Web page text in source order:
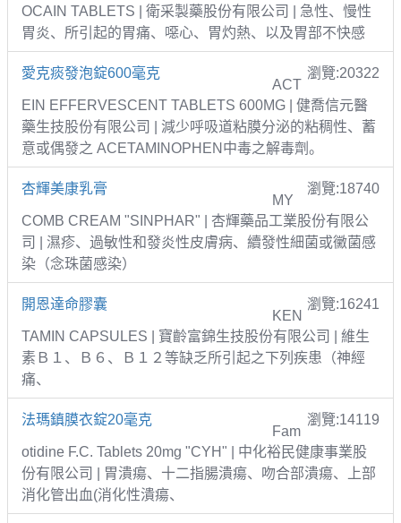
OCAIN TABLETS | 衛采製藥股份有限公司 | 急性、慢性
胃炎、所引起的胃痛、噁心、胃灼熱、以及胃部不快感
愛克痰發泡錠600毫克 瀏覽:20322
ACT
EIN EFFERVESCENT TABLETS 600MG | 健喬信元醫
藥生技股份有限公司 | 減少呼吸道粘膜分泌的粘稠性、蓄
意或偶發之 ACETAMINOPHEN中毒之解毒劑。
杏輝美康乳膏 瀏覽:18740
MY
COMB CREAM "SINPHAR" | 杏輝藥品工業股份有限公
司 | 濕疹、過敏性和發炎性皮膚病、續發性細菌或黴菌感
染（念珠菌感染）
開恩達命膠囊 瀏覽:16241
KEN
TAMIN CAPSULES | 寶齡富錦生技股份有限公司 | 維生
素Ｂ１、Ｂ６、Ｂ１２等缺乏所引起之下列疾患（神經
痛、
法瑪鎮膜衣錠20毫克 瀏覽:14119
Fam
otidine F.C. Tablets 20mg "CYH" | 中化裕民健康事業股
份有限公司 | 胃潰瘍、十二指腸潰瘍、吻合部潰瘍、上部
消化管出血(消化性潰瘍、